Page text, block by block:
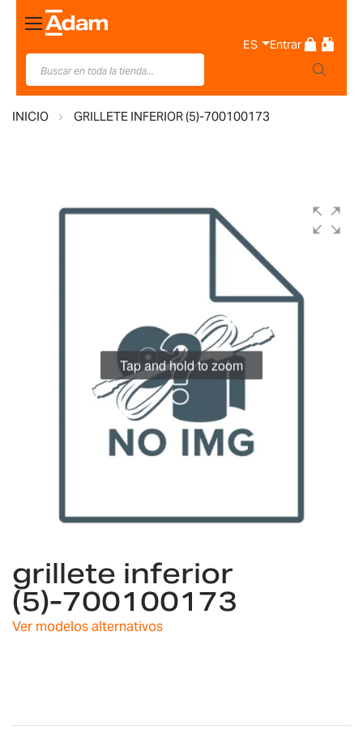
Toggle
Nav
ES Entrar
INICIO GRILLETE INFERIOR (5)-700100173
Tap and hold to zoom
comienzo
de
la
galería
grillete inferior
(5)-700100173
Ver modelos alternativos